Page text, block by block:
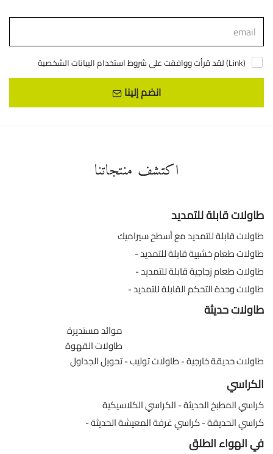
لقد قرأت ووافقت على شروط استخدام البيانات الشخصية (Link)
انضم إلينا
اكتشف منتجاتنا
طاولات قابلة للتمديد
طاولات قابلة للتمديد مع أسطح سيراميك
طاولات طعام خشبية قابلة للتمديد
طاولات طعام زجاجية قابلة للتمديد
طاولات وحدة التحكم القابلة للتمديد
طاولات حديثة
موائد مستديرة
طاولات القهوة
تحويل الجداول طاولات توليب طاولات حديقة خارجية
الكراسي
الكراسي الكلاسيكية كراسي المطبخ الحديثة
كراسي غرفة المعيشة الحديثة كراسي الحديقة
في الهواء الطلق